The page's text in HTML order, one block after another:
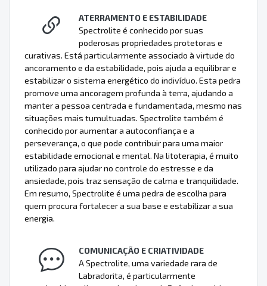
ATERRAMENTO E ESTABILIDADE
Spectrolite é conhecido por suas
poderosas propriedades protetoras e
curativas. Está particularmente associado à virtude do
ancoramento e da estabilidade, pois ajuda a equilibrar e
estabilizar o sistema energético do indivíduo. Esta pedra
promove uma ancoragem profunda à terra, ajudando a
manter a pessoa centrada e fundamentada, mesmo nas
situações mais tumultuadas. Spectrolite também é
conhecido por aumentar a autoconfiança e a
perseverança, o que pode contribuir para uma maior
estabilidade emocional e mental. Na litoterapia, é muito
utilizado para ajudar no controle do estresse e da
ansiedade, pois traz sensação de calma e tranquilidade.
Em resumo, Spectrolite é uma pedra de escolha para
quem procura fortalecer a sua base e estabilizar a sua
energia.
COMUNICAÇÃO E CRIATIVIDADE
A Spectrolite, uma variedade rara de
Labradorita, é particularmente